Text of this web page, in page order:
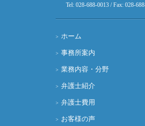
Tel: 028-688-0013 / Fax: 028-
ホーム
事務所案内
業務内容・分野
弁護士紹介
弁護士費用
お客様の声